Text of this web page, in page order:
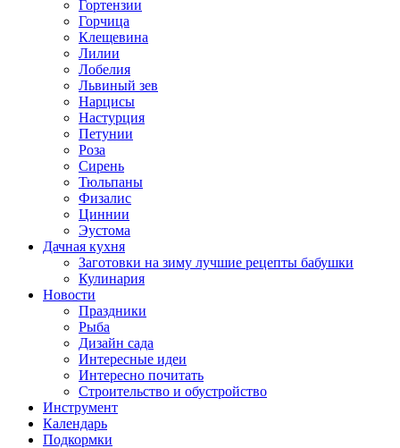
Гортензии
Горчица
Клещевина
Лилии
Лобелия
Львиный зев
Нарцисы
Настурция
Петунии
Роза
Сирень
Тюльпаны
Физалис
Циннии
Эустома
Дачная кухня
Заготовки на зиму лучшие рецепты бабушки
Кулинария
Новости
Праздники
Рыба
Дизайн сада
Интересные идеи
Интересно почитать
Строительство и обустройство
Инструмент
Календарь
Подкормки